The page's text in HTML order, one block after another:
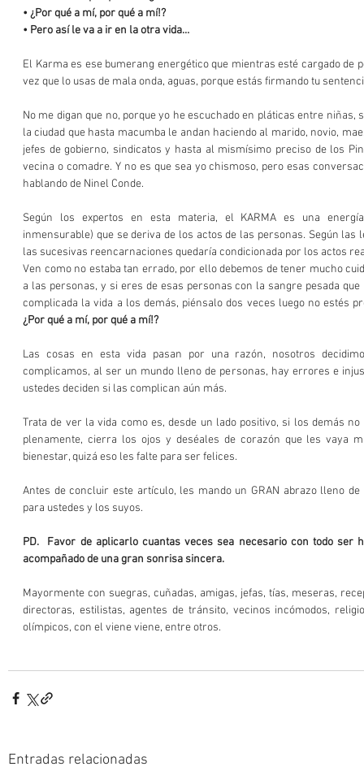
• ¿Por qué a mí, por qué a mí!?
• Pero así le va a ir en la otra vida…
El Karma es ese bumerang energético que mientras esté cargado de
vez que lo usas de mala onda, aguas, porque estás firmando tu
No me digan que no, porque yo he escuchado en pláticas entre niñas,
la ciudad que hasta macumba le andan haciendo al marido, novio,
jefes de gobierno, sindicatos y hasta al mismísimo preciso de los
vecina o comadre. Y no es que sea yo chismoso, pero esas
hablando de Ninel Conde.
Según los expertos en esta materia, el KARMA es una
inmensurable) que se deriva de los actos de las personas. Según las
las sucesivas reencarnaciones quedaría condicionada por los actos
Ven como no estaba tan errado, por ello debemos de tener mucho
a las personas, y si eres de esas personas con la sangre pesada
¿Por qué a mí, por qué a mí!?
Las cosas en esta vida pasan por una razón, nosotros
complicamos, al ser un mundo lleno de personas, hay errores e
ustedes deciden si las complican aún más.
Trata de ver la vida como es, desde un lado positivo, si los demás
plenamente, cierra los ojos y deséales de corazón que les vaya
bienestar, quizá eso les falte para ser felices.
Antes de concluir este artículo, les mando un GRAN abrazo lleno
para ustedes y los suyos.
PD.  Favor de aplicarlo cuantas veces sea necesario con todo ser
acompañado de una gran sonrisa sincera.
Mayormente con suegras, cuñadas, amigas, jefas, tías, meseras,
directoras, estilistas, agentes de tránsito, vecinos incómodos,
olímpicos, con el viene viene, entre otros.
Entradas relacionadas